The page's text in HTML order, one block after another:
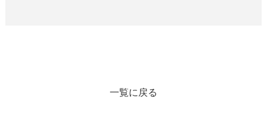
一覧に戻る